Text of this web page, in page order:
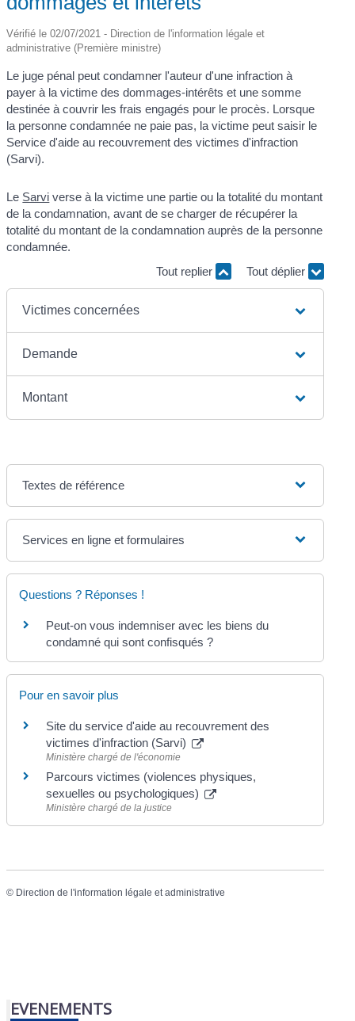
Vérifié le 02/07/2021 - Direction de l'information légale et
administrative (Première ministre)
Le juge pénal peut condamner l'auteur d'une infraction à
payer à la victime des dommages-intérêts et une somme
destinée à couvrir les frais engagés pour le procès. Lorsque
la personne condamnée ne paie pas, la victime peut saisir le
Service d'aide au recouvrement des victimes d'infraction
(Sarvi).
Le Sarvi verse à la victime une partie ou la totalité du montant
de la condamnation, avant de se charger de récupérer la
totalité du montant de la condamnation auprès de la personne
condamnée.
Tout replier
Tout déplier
Victimes concernées
Demande
Montant
Textes de référence
Services en ligne et formulaires
Questions ? Réponses !
Peut-on vous indemniser avec les biens du
condamné qui sont confisqués ?
Pour en savoir plus
Site du service d'aide au recouvrement des
victimes d'infraction (Sarvi)
Ministère chargé de l'économie
Parcours victimes (violences physiques,
sexuelles ou psychologiques)
Ministère chargé de la justice
© Direction de l'information légale et administrative
EVENEMENTS